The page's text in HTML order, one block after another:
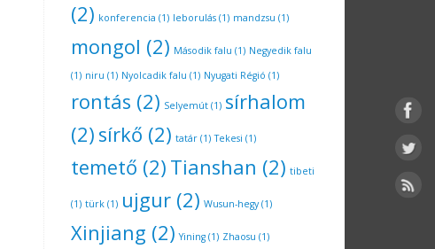
(2) konferencia (1) leborulás (1) mandzsu (1)
mongol (2) Második falu (1) Negyedik falu
(1) niru (1) Nyolcadik falu (1) Nyugati Régió (1)
rontás (2) Selyemút (1) sírhalom
(2) sírkő (2) tatár (1) Tekesi (1)
temető (2) Tianshan (2) tibeti
(1) türk (1) ujgur (2) Wusun-hegy(1)
Xinjiang (2) Yining (1) Zhaosu (1)